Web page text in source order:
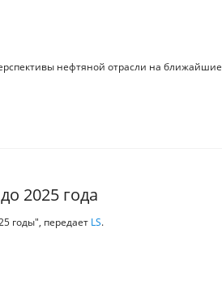
нефтяной отрасли на ближайшие
2025 года
годы", передает LS.